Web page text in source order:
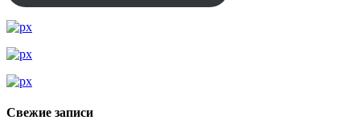
Свежие записи